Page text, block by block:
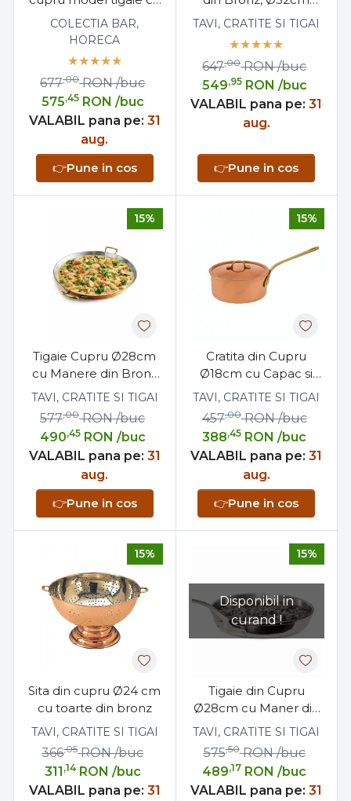
2 manere, fabricat
manual in Grecia, cu
made in Germany,
ideal pentru bucatarie,
cafenea, pub sau
cabana.
COLECTIA BAR,
HORECA
575,45 RON /buc
677,00 RON /buc
VALABIL pana pe: 31
aug.
👉Pune in cos
"Paella, Pizza, Clatite,
TAVI, CRATITE SI TIGAI
549,95 RON /buc
647,00 RON /buc
VALABIL pana pe: 31
aug.
👉Pune in cos
15%
Tigaie Cupru Ø28cm
cu Manere din Bronz
pentru Paella Pizza
Clatite Omleta
TAVI, CRATITE SI TIGAI
490,45 RON /buc
577,00 RON /buc
VALABIL pana pe: 31
aug.
👉Pune in cos
15%
Cratita din Cupru
Ø18cm cu Capac si
Maner din Bronz
TAVI, CRATITE SI TIGAI
388,45 RON /buc
457,00 RON /buc
VALABIL pana pe: 31
aug.
👉Pune in cos
15%
Sita din cupru Ø24 cm
cu toarte din bronz
TAVI, CRATITE SI TIGAI
311 ,14 RON /buc
366,05 RON /buc
VALABIL pana pe: 31
Disponibil in
curand !
15%
Tigaie din Cupru
Ø28cm cu Maner din
Bronz Profesionala
TAVI, CRATITE SI TIGAI
489,17 RON /buc
575,50 RON /buc
VALABIL pana pe: 31